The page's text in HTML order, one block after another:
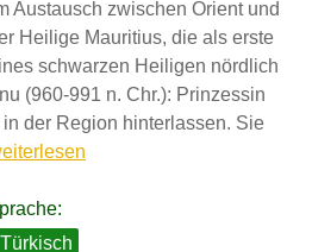
Austausch zwischen Orient und
Heilige Mauritius, die als erste
schwarzen Heiligen nördlich
(960-991 n. Chr.): Prinzessin
der Region hinterlassen. Sie
Türkisch